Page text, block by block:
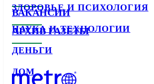
ЗДОРОВЬЕ И ПСИХОЛОГИЯ
НАУКА И ТЕХНОЛОГИИ
ДЕНЬГИ
ДОМ
ВАКАНСИИ
АРХИВ ГАЗЕТЫ